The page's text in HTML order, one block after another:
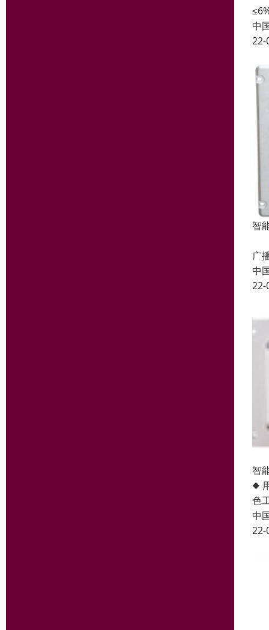
中
22-
智
广
中
22-
智
◆
色
中
22-